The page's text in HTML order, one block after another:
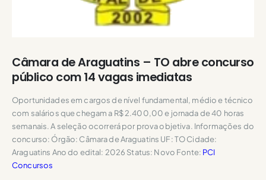
Câmara de Araguatins – TO abre concurso
público com 14 vagas imediatas
Oportunidades em cargos de nível fundamental, médio e técnico
com salários que chegam a R$ 2.400,00 e jornada de 40 horas
semanais. A seleção ocorrerá por prova objetiva. Informações do
concurso: Órgão: Câmara de Araguatins UF: TO Cidade:
Araguatins Ano do edital: 2026 Status: Novo Fonte: PCI
Concursos